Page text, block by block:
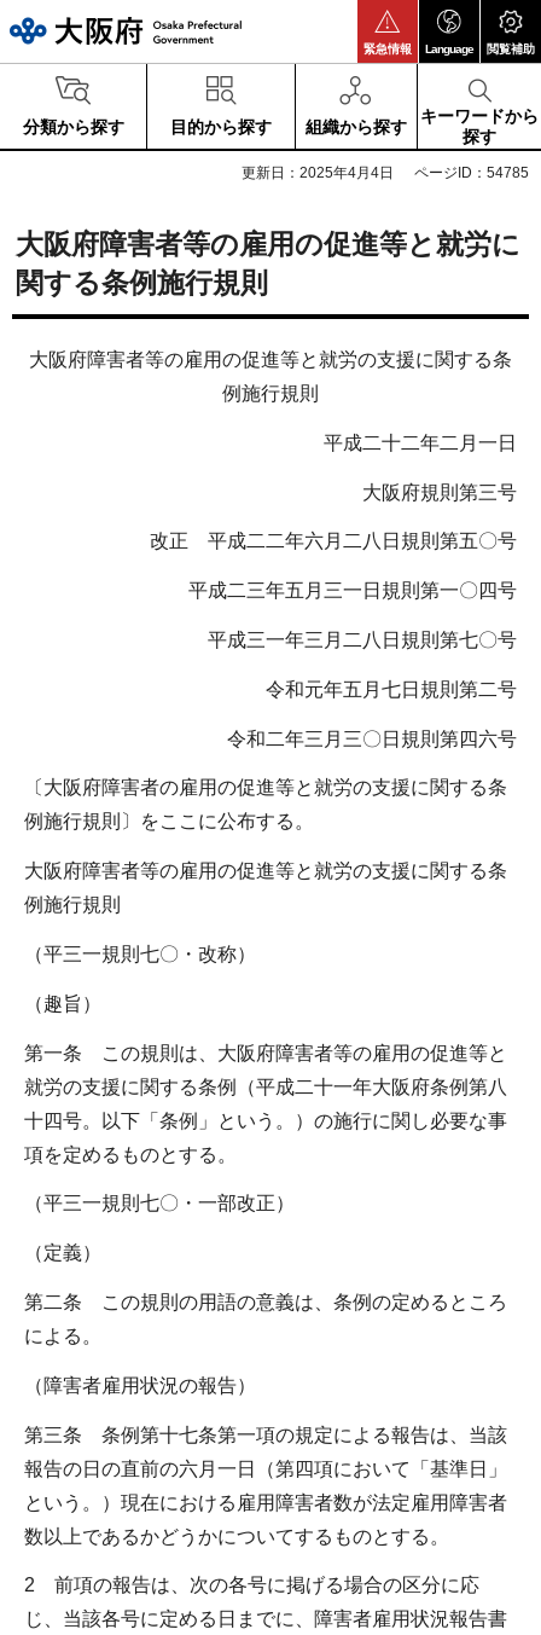
緊急情報 Language 閲覧補助
分類から探す 目的から探す 組織から探す
キーワードから
探す
更新日：2025年4月4日 ページID：54785
大阪府障害者等の雇用の促進等と就労に
関する条例施行規則
大阪府障害者等の雇用の促進等と就労の支援に関する条
例施行規則
平成二十二年二月一日
大阪府規則第三号
改正 平成二二年六月二八日規則第五〇号
平成二三年五月三一日規則第一〇四号
平成三一年三月二八日規則第七〇号
令和元年五月七日規則第二号
令和二年三月三〇日規則第四六号
〔大阪府障害者の雇用の促進等と就労の支援に関する条
例施行規則〕をここに公布する。
大阪府障害者等の雇用の促進等と就労の支援に関する条
例施行規則
（平三一規則七〇・改称）
（趣旨）
第一条 この規則は、大阪府障害者等の雇用の促進等と
就労の支援に関する条例（平成二十一年大阪府条例第八
十四号。以下「条例」という。）の施行に関し必要な事
項を定めるものとする。
（平三一規則七〇・一部改正）
（定義）
第二条 この規則の用語の意義は、条例の定めるところ
による。
（障害者雇用状況の報告）
第三条 条例第十七条第一項の規定による報告は、当該
報告の日の直前の六月一日（第四項において「基準日」
という。）現在における雇用障害者数が法定雇用障害者
数以上であるかどうかについてするものとする。
2 前項の報告は、次の各号に掲げる場合の区分に応
じ、当該各号に定める日までに、障害者雇用状況報告書